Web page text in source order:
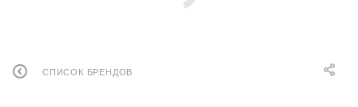
СПИСОК БРЕНДОВ